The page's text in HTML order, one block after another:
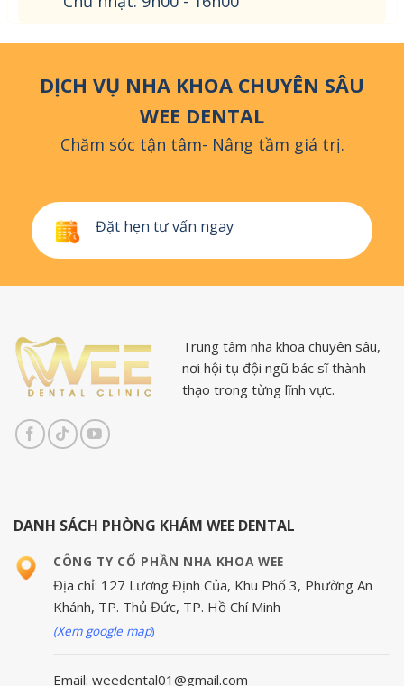
DỊCH VỤ NHA KHOA CHUYÊN SÂU
WEE DENTAL
Chăm sóc tận tâm- Nâng tầm giá trị.
Đặt hẹn tư vấn ngay
Trung tâm nha khoa chuyên sâu,
nơi hội tụ đội ngũ bác sĩ thành
thạo trong từng lĩnh vực.
DANH SÁCH PHÒNG KHÁM WEE DENTAL
CÔNG TY CỔ PHẦN NHA KHOA WEE
Địa chỉ: 127 Lương Định Của, Khu Phố 3, Phường An
Khánh, TP. Thủ Đức, TP. Hồ Chí Minh
(Xem google map)
Email: weedental01@gmail.com